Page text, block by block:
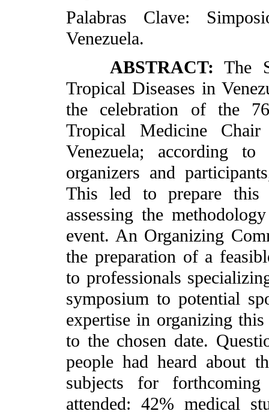
Palabras Clave:
Venezuela.
ABSTRACT: The
Tropical Diseases in
the celebration of the
Tropical Medicine
Venezuela; according
organizers and
This led to prepare this
assessing the
event. An Organizing
the preparation of a
to professionals
symposium to potential
expertise in organizing
to the chosen date.
people had heard about
subjects for
attended: 42% medical